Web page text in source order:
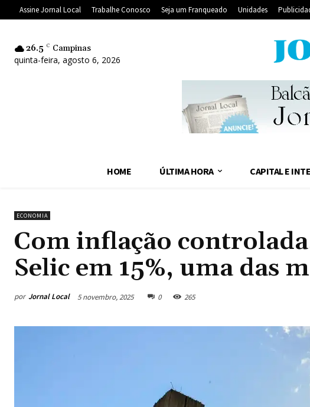
Assine Jornal Local Trabalhe Conosco Seja um Franqueado Unidades
26.5 C Campinas
quinta-feira, agosto 6, 2026
HOME ÚLTIMA HORA CAPITAL E
ECONOMIA
Com inflação
Selic em 15%, uma das
por Jornal Local 5 novembro, 2025 0 265